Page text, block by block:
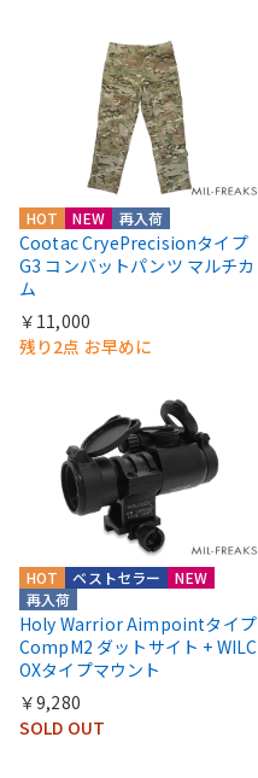
HOT NEW 再入荷
Cootac CryePrecisionタイプ
G3 コンバットパンツ マルチカ
ム
￥11,000
残り2点 お早めに
HOT
NEW
再入荷
ベストセラー
Holy Warrior Aimpointタイプ
CompM2 ダットサイト + WILC
OXタイプマウント
￥9,280
SOLD OUT